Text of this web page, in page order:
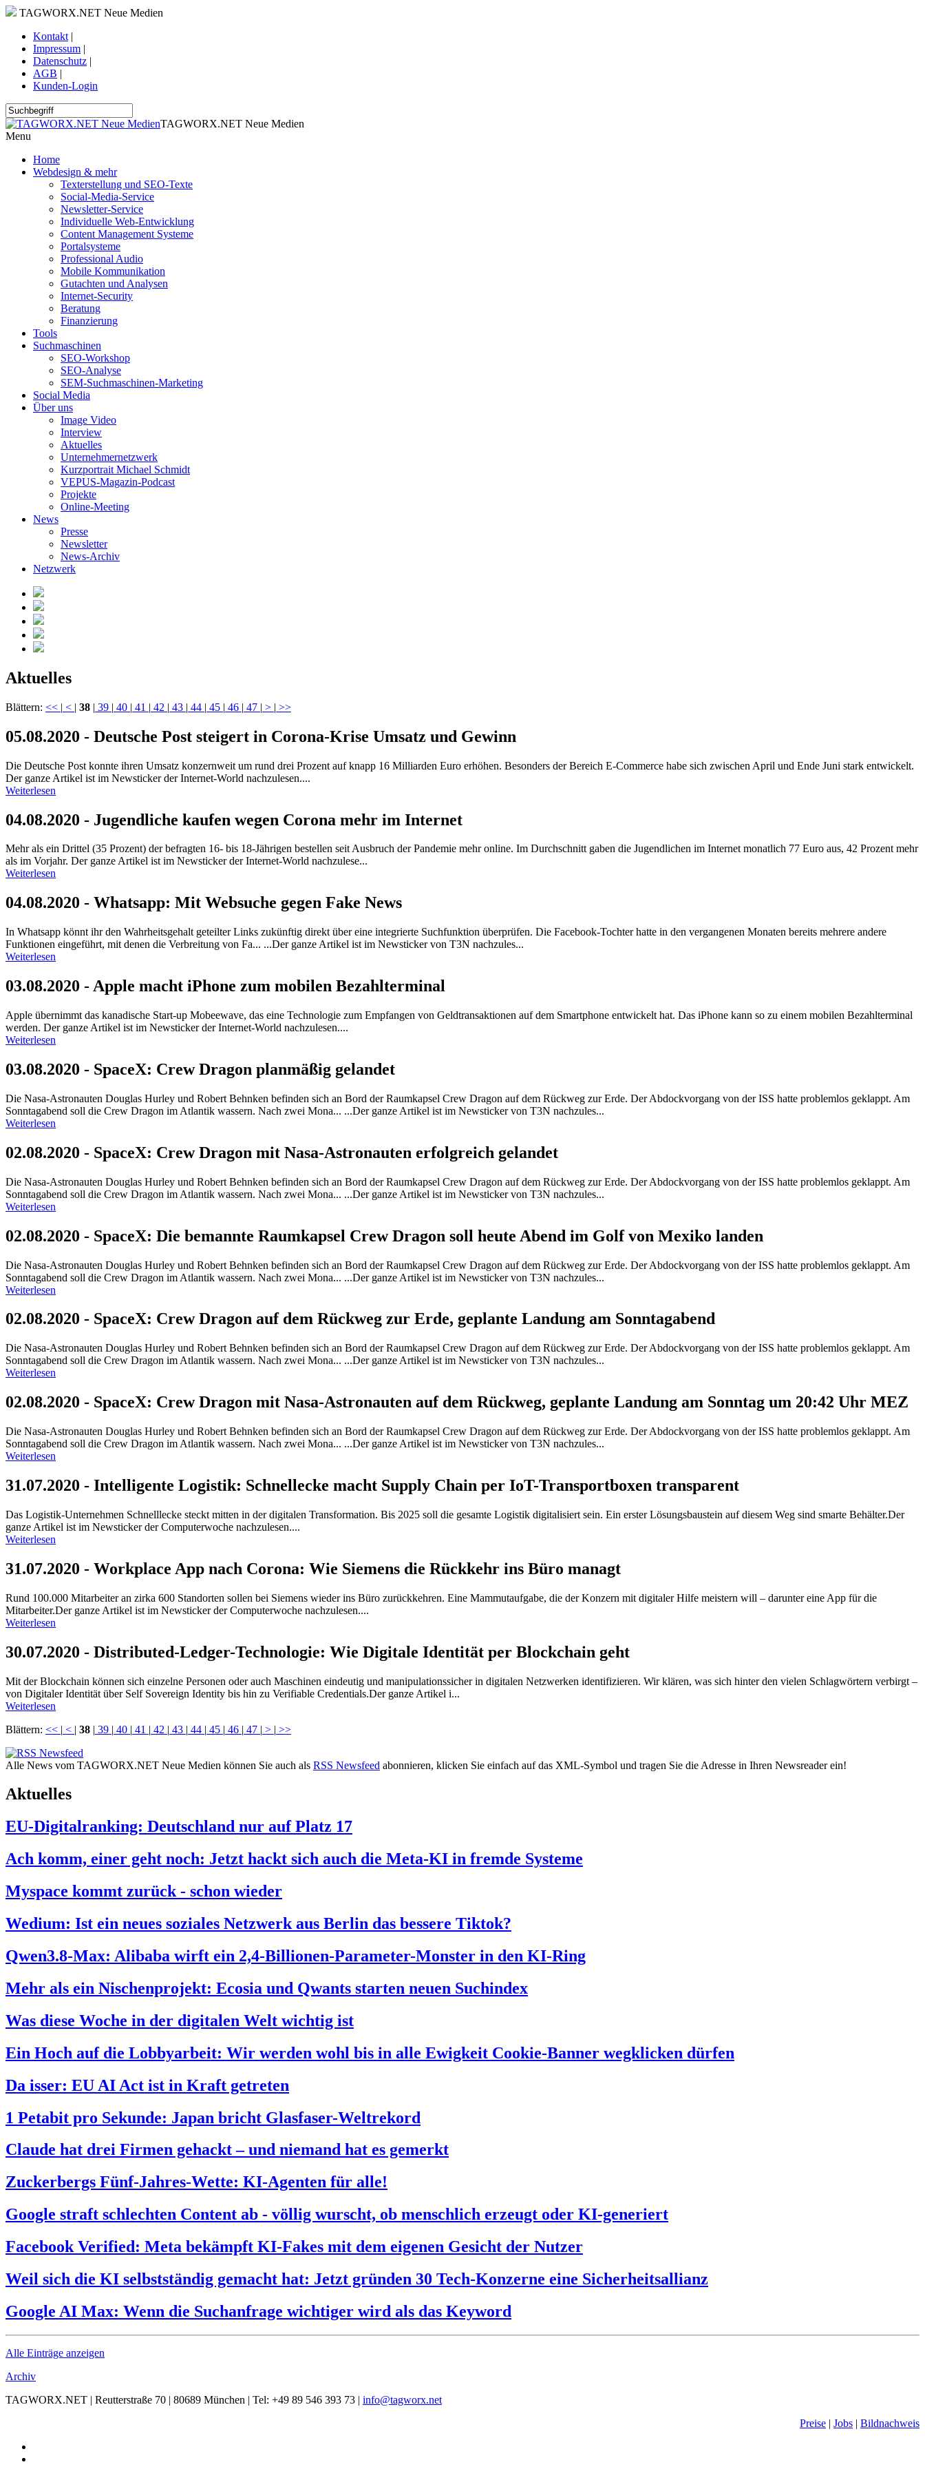
TAGWORX.NET Neue Medien
Kontakt |
Impressum |
Datenschutz |
AGB |
Kunden-Login
TAGWORX.NET Neue Medien
Menu
Home
Webdesign & mehr
Texterstellung und SEO-Texte
Social-Media-Service
Newsletter-Service
Individuelle Web-Entwicklung
Content Management Systeme
Portalsysteme
Professional Audio
Mobile Kommunikation
Gutachten und Analysen
Internet-Security
Beratung
Finanzierung
Tools
Suchmaschinen
SEO-Workshop
SEO-Analyse
SEM-Suchmaschinen-Marketing
Social Media
Über uns
Image Video
Interview
Aktuelles
Unternehmernetzwerk
Kurzportrait Michael Schmidt
VEPUS-Magazin-Podcast
Projekte
Online-Meeting
News
Presse
Newsletter
News-Archiv
Netzwerk
Aktuelles
Blättern: << | < | 38 | 39 | 40 | 41 | 42 | 43 | 44 | 45 | 46 | 47 | > | >>
05.08.2020 - Deutsche Post steigert in Corona-Krise Umsatz und Gewinn
Die Deutsche Post konnte ihren Umsatz konzernweit um rund drei Prozent auf knapp 16 Milliarden Euro erhöhen. Besonders der Bereich E-Commerce habe sich zwischen April und Ende Juni stark entwickelt.
Der ganze Artikel ist im Newsticker der Internet-World nachzulesen....
Weiterlesen
04.08.2020 - Jugendliche kaufen wegen Corona mehr im Internet
Mehr als ein Drittel (35 Prozent) der befragten 16- bis 18-Jährigen bestellen seit Ausbruch der Pandemie mehr online. Im Durchschnitt gaben die Jugendlichen im Internet monatlich 77 Euro aus, 42 Prozent mehr
als im Vorjahr. Der ganze Artikel ist im Newsticker der Internet-World nachzulese...
Weiterlesen
04.08.2020 - Whatsapp: Mit Websuche gegen Fake News
In Whatsapp könnt ihr den Wahrheitsgehalt geteilter Links zukünftig direkt über eine integrierte Suchfunktion überprüfen. Die Facebook-Tochter hatte in den vergangenen Monaten bereits mehrere andere
Funktionen eingeführt, mit denen die Verbreitung von Fa... ...Der ganze Artikel ist im Newsticker von T3N nachzules...
Weiterlesen
03.08.2020 - Apple macht iPhone zum mobilen Bezahlterminal
Apple übernimmt das kanadische Start-up Mobeewave, das eine Technologie zum Empfangen von Geldtransaktionen auf dem Smartphone entwickelt hat. Das iPhone kann so zu einem mobilen Bezahlterminal
werden. Der ganze Artikel ist im Newsticker der Internet-World nachzulesen....
Weiterlesen
03.08.2020 - SpaceX: Crew Dragon planmäßig gelandet
Die Nasa-Astronauten Douglas Hurley und Robert Behnken befinden sich an Bord der Raumkapsel Crew Dragon auf dem Rückweg zur Erde. Der Abdockvorgang von der ISS hatte problemlos geklappt. Am
Sonntagabend soll die Crew Dragon im Atlantik wassern. Nach zwei Mona... ...Der ganze Artikel ist im Newsticker von T3N nachzules...
Weiterlesen
02.08.2020 - SpaceX: Crew Dragon mit Nasa-Astronauten erfolgreich gelandet
Die Nasa-Astronauten Douglas Hurley und Robert Behnken befinden sich an Bord der Raumkapsel Crew Dragon auf dem Rückweg zur Erde. Der Abdockvorgang von der ISS hatte problemlos geklappt. Am
Sonntagabend soll die Crew Dragon im Atlantik wassern. Nach zwei Mona... ...Der ganze Artikel ist im Newsticker von T3N nachzules...
Weiterlesen
02.08.2020 - SpaceX: Die bemannte Raumkapsel Crew Dragon soll heute Abend im Golf von Mexiko landen
Die Nasa-Astronauten Douglas Hurley und Robert Behnken befinden sich an Bord der Raumkapsel Crew Dragon auf dem Rückweg zur Erde. Der Abdockvorgang von der ISS hatte problemlos geklappt. Am
Sonntagabend soll die Crew Dragon im Atlantik wassern. Nach zwei Mona... ...Der ganze Artikel ist im Newsticker von T3N nachzules...
Weiterlesen
02.08.2020 - SpaceX: Crew Dragon auf dem Rückweg zur Erde, geplante Landung am Sonntagabend
Die Nasa-Astronauten Douglas Hurley und Robert Behnken befinden sich an Bord der Raumkapsel Crew Dragon auf dem Rückweg zur Erde. Der Abdockvorgang von der ISS hatte problemlos geklappt. Am
Sonntagabend soll die Crew Dragon im Atlantik wassern. Nach zwei Mona... ...Der ganze Artikel ist im Newsticker von T3N nachzules...
Weiterlesen
02.08.2020 - SpaceX: Crew Dragon mit Nasa-Astronauten auf dem Rückweg, geplante Landung am Sonntag um 20:42 Uhr MEZ
Die Nasa-Astronauten Douglas Hurley und Robert Behnken befinden sich an Bord der Raumkapsel Crew Dragon auf dem Rückweg zur Erde. Der Abdockvorgang von der ISS hatte problemlos geklappt. Am
Sonntagabend soll die Crew Dragon im Atlantik wassern. Nach zwei Mona... ...Der ganze Artikel ist im Newsticker von T3N nachzules...
Weiterlesen
31.07.2020 - Intelligente Logistik: Schnellecke macht Supply Chain per IoT-Transportboxen transparent
Das Logistik-Unternehmen Schnelllecke steckt mitten in der digitalen Transformation. Bis 2025 soll die gesamte Logistik digitalisiert sein. Ein erster Lösungsbaustein auf diesem Weg sind smarte Behälter.Der
ganze Artikel ist im Newsticker der Computerwoche nachzulesen....
Weiterlesen
31.07.2020 - Workplace App nach Corona: Wie Siemens die Rückkehr ins Büro managt
Rund 100.000 Mitarbeiter an zirka 600 Standorten sollen bei Siemens wieder ins Büro zurückkehren. Eine Mammutaufgabe, die der Konzern mit digitaler Hilfe meistern will – darunter eine App für die
Mitarbeiter.Der ganze Artikel ist im Newsticker der Computerwoche nachzulesen....
Weiterlesen
30.07.2020 - Distributed-Ledger-Technologie: Wie Digitale Identität per Blockchain geht
Mit der Blockchain können sich einzelne Personen oder auch Maschinen eindeutig und manipulationssicher in digitalen Netzwerken identifizieren. Wir klären, was sich hinter den vielen Schlagwörtern verbirgt –
von Digitaler Identität über Self Sovereign Identity bis hin zu Verifiable Credentials.Der ganze Artikel i...
Weiterlesen
Blättern: << | < | 38 | 39 | 40 | 41 | 42 | 43 | 44 | 45 | 46 | 47 | > | >>
Alle News vom TAGWORX.NET Neue Medien können Sie auch als RSS Newsfeed abonnieren, klicken Sie einfach auf das XML-Symbol und tragen Sie die Adresse in Ihren Newsreader ein!
Aktuelles
EU-Digitalranking: Deutschland nur auf Platz 17
Ach komm, einer geht noch: Jetzt hackt sich auch die Meta-KI in fremde Systeme
Myspace kommt zurück - schon wieder
Wedium: Ist ein neues soziales Netzwerk aus Berlin das bessere Tiktok?
Qwen3.8-Max: Alibaba wirft ein 2,4-Billionen-Parameter-Monster in den KI-Ring
Mehr als ein Nischenprojekt: Ecosia und Qwants starten neuen Suchindex
Was diese Woche in der digitalen Welt wichtig ist
Ein Hoch auf die Lobbyarbeit: Wir werden wohl bis in alle Ewigkeit Cookie-Banner wegklicken dürfen
Da isser: EU AI Act ist in Kraft getreten
1 Petabit pro Sekunde: Japan bricht Glasfaser-Weltrekord
Claude hat drei Firmen gehackt – und niemand hat es gemerkt
Zuckerbergs Fünf-Jahres-Wette: KI-Agenten für alle!
Google straft schlechten Content ab - völlig wurscht, ob menschlich erzeugt oder KI-generiert
Facebook Verified: Meta bekämpft KI-Fakes mit dem eigenen Gesicht der Nutzer
Weil sich die KI selbstständig gemacht hat: Jetzt gründen 30 Tech-Konzerne eine Sicherheitsallianz
Google AI Max: Wenn die Suchanfrage wichtiger wird als das Keyword
Alle Einträge anzeigen
Archiv
TAGWORX.NET | Reutterstraße 70 | 80689 München | Tel: +49 89 546 393 73 | info@tagworx.net
Preise | Jobs | Bildnachweis